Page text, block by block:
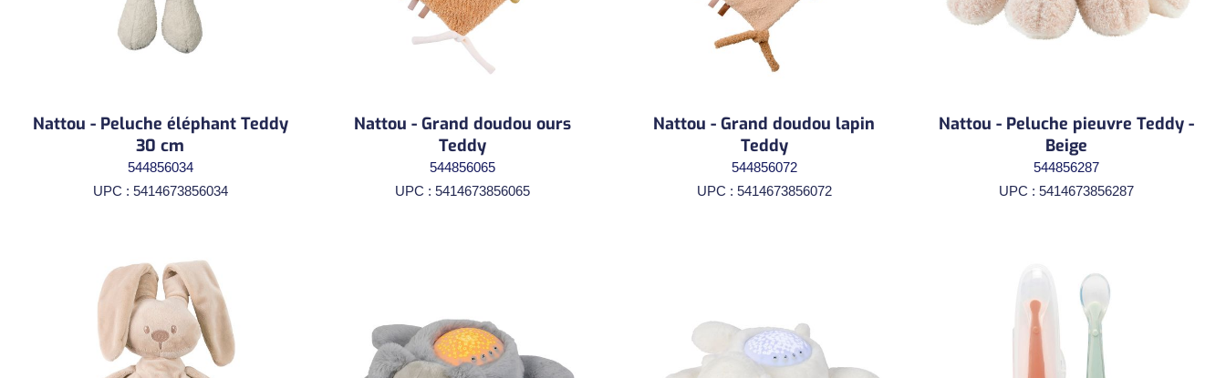
Nattou - Peluche éléphant Teddy
30 cm
544856034
UPC : 5414673856034
Nattou - Grand doudou ours
Teddy
544856065
UPC : 5414673856065
Nattou - Grand doudou lapin
Teddy
544856072
UPC : 5414673856072
Nattou - Peluche pieuvre Teddy -
Beige
544856287
UPC : 5414673856287